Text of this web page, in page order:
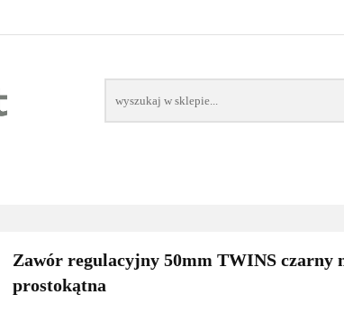
Zawór regulacyjny 50mm TWINS czarny
prostokątna